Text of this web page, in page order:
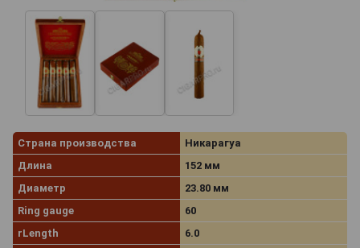
Страна производства
Никарагуа
Длина
152 мм
Диаметр
23.80 мм
Ring gauge
60
rLength
6.0